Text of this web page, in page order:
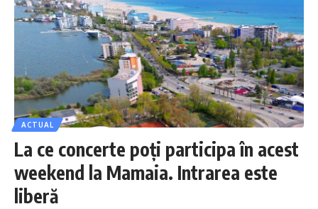
ACTUAL
La ce concerte poți participa în acest
weekend la Mamaia. Intrarea este
liberă